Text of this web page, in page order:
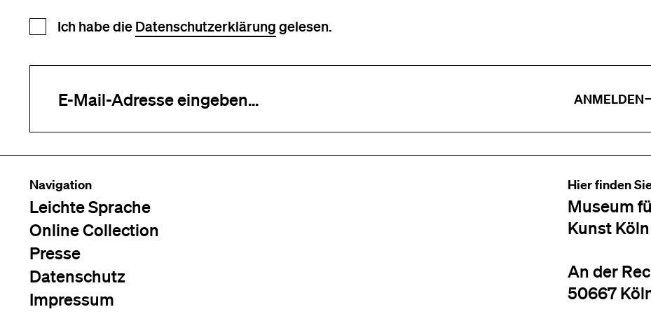
Newsletter Anmeldung
Ich habe die Datenschutzerklärung gelesen.
ANMELDEN
Navigation
Leichte Sprache
Online Collection
Presse
Datenschutz
Impressum
Hier finden
Museum
Kunst
An der
50667